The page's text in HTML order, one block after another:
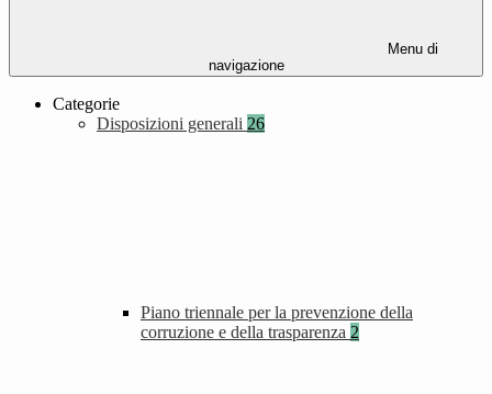
Menu di
navigazione
Categorie
Disposizioni generali 26
Piano triennale per la prevenzione della
corruzione e della trasparenza 2